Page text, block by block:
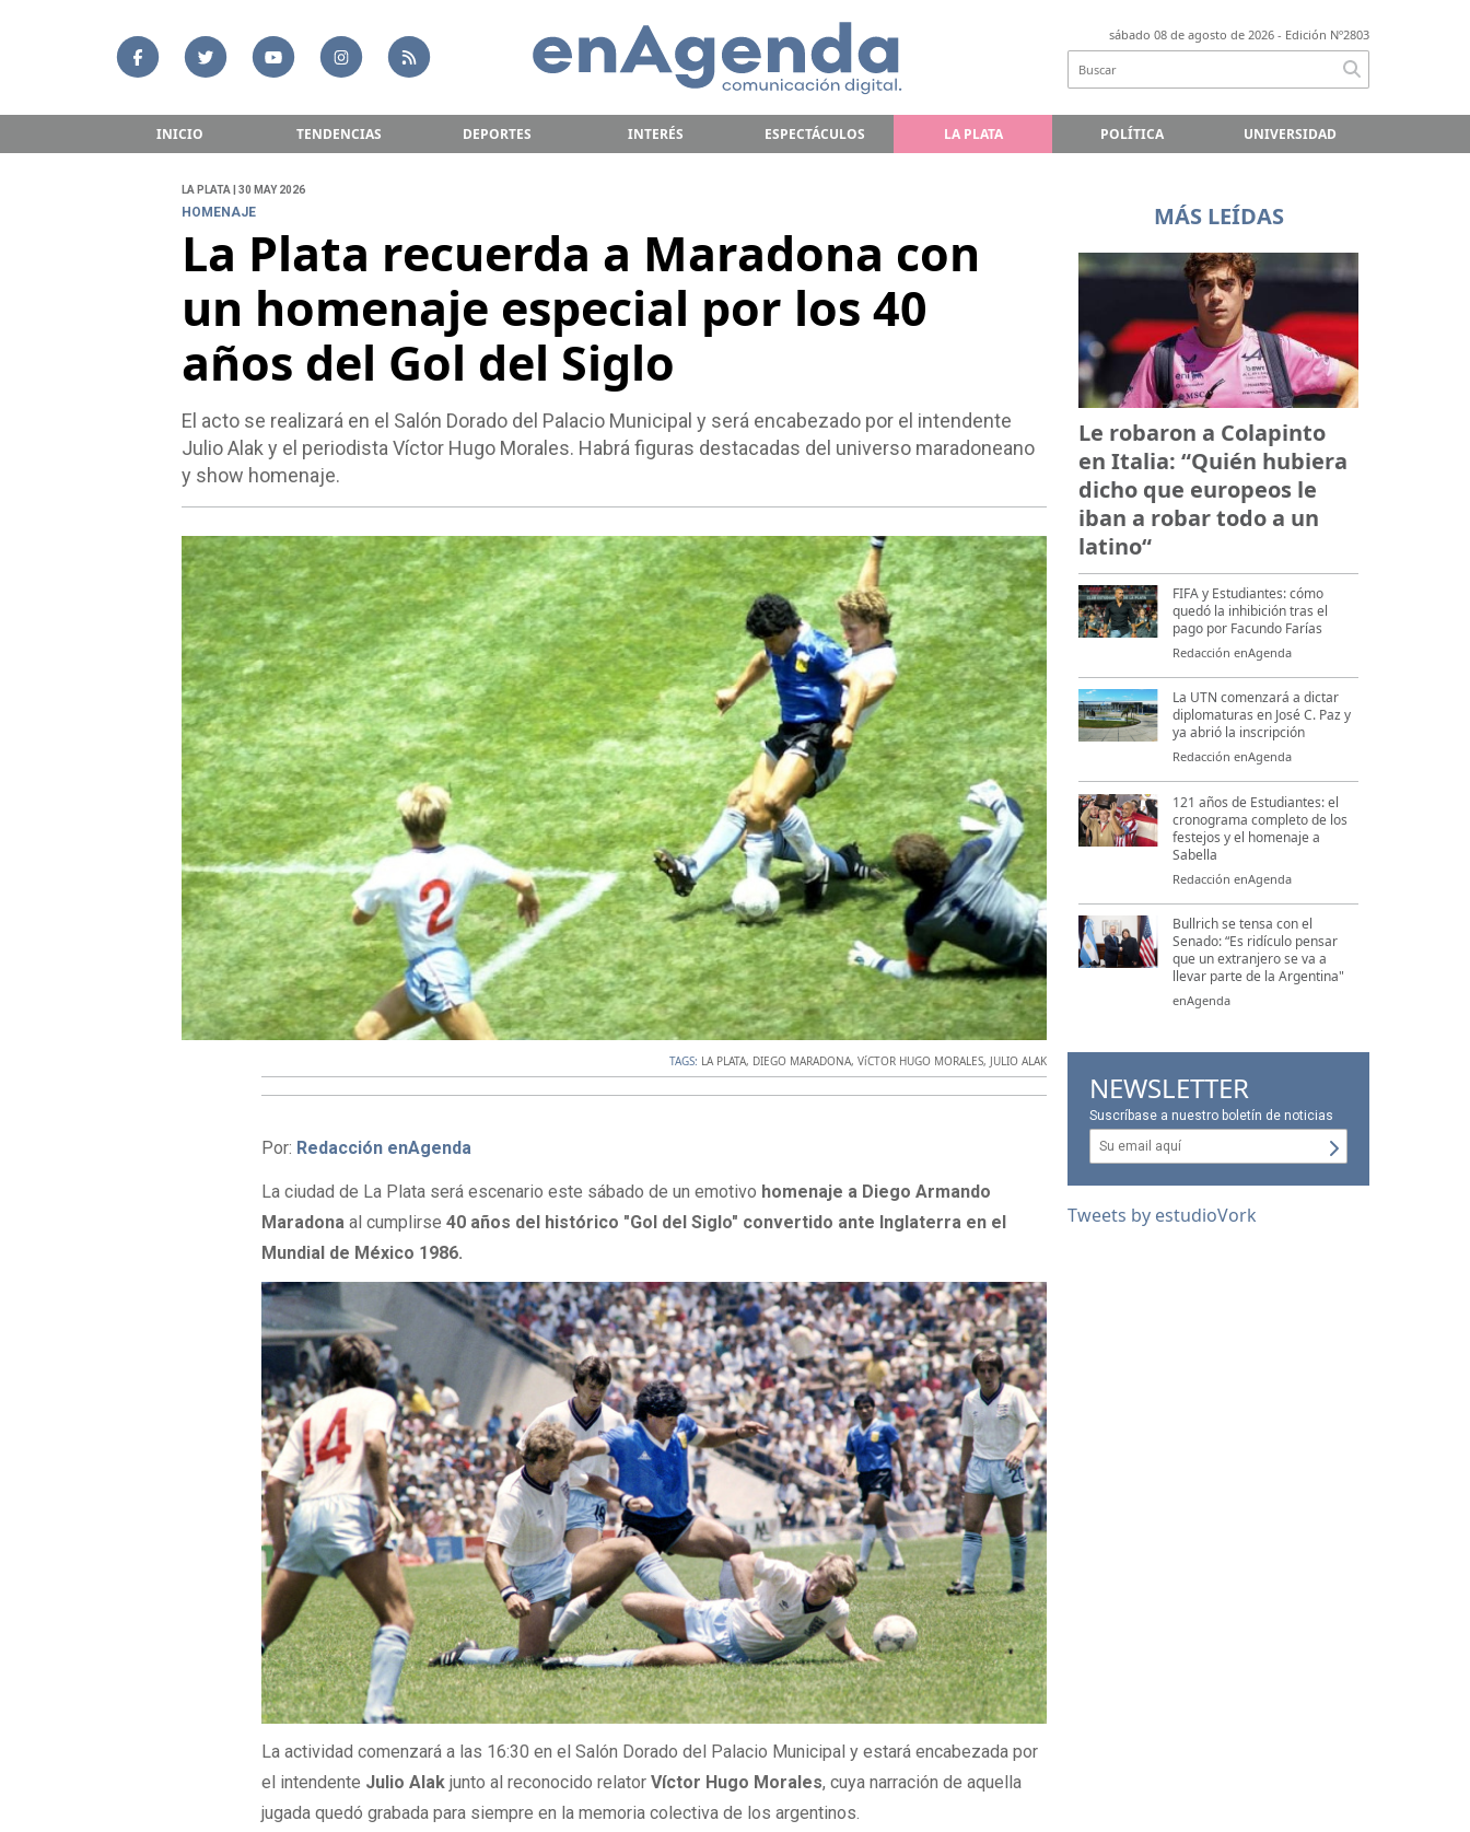
sábado 08 de agosto de 2026 - Edición Nº2803
INICIO TENDENCIAS DEPORTES INTERÉS ESPECTÁCULOS LA PLATA POLÍTICA UNIVERSIDAD
LA PLATA | 30 MAY 2026
HOMENAJE
La Plata recuerda a Maradona con
un homenaje especial por los 40
años del Gol del Siglo
El acto se realizará en el Salón Dorado del Palacio Municipal y será encabezado por el intendente
Julio Alak y el periodista Víctor Hugo Morales. Habrá figuras destacadas del universo maradoneano
y show homenaje.
TAGS: LA PLATA, DIEGO MARADONA,VíCTOR HUGO MORALES, JULIO ALAK
Por: Redacción enAgenda
La ciudad de La Plata será escenario este sábado de un emotivo homenaje a Diego Armando
Maradona al cumplirse40 años del histórico "Gol del Siglo" convertido ante Inglaterra en el
Mundial de México 1986.
La actividad comenzará a las 16:30 en el Salón Dorado del Palacio Municipal y estará encabezada por
el intendente Julio Alakjunto al reconocido relatorVíctor Hugo Morales, cuya narración de aquella
jugada quedó grabada para siempre en la memoria colectiva de los argentinos.
MÁS LEÍDAS
Le robaron a Colapinto
en Italia: “Quién hubiera
dicho que europeos le
iban a robar todo a un
latino“
FIFA y Estudiantes: cómo
quedó la inhibición tras el
pago por Facundo Farías
Redacción enAgenda
La UTN comenzará a dictar
diplomaturas en José C. Paz y
ya abrió la inscripción
Redacción enAgenda
121 años de Estudiantes: el
cronograma completo de los
festejos y el homenaje a
Sabella
Redacción enAgenda
Bullrich se tensa con el
Senado: “Es ridículo pensar
que un extranjero se va a
llevar parte de la Argentina"
enAgenda
NEWSLETTER
Suscríbase a nuestro boletín de noticias
Tweets by estudioVork